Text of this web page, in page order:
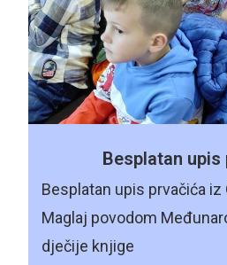
Besplatan upis
Besplatan upis prvačića iz
Maglaj povodom
dječije knjige